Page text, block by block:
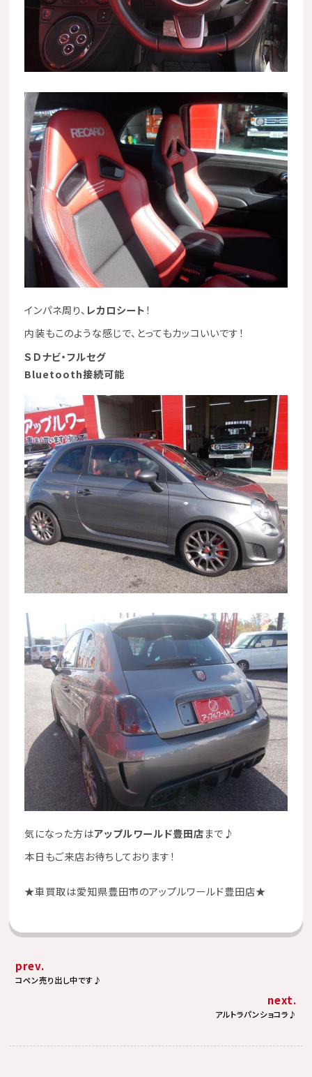
インパネ周り、 レカロシート！
内装もこのような感じで、とってもカッコいいです！
ＳＤナビ・フルセグ
Bluetooth接続可能
気になった方はアップルワールド豊田店まで♪
本日もご来店お待ちしております！
★車買取は愛知県豊田市のアップルワールド豊田店★
prev.
コペン売り出し中です♪
next.
アルトラパンショコラ♪